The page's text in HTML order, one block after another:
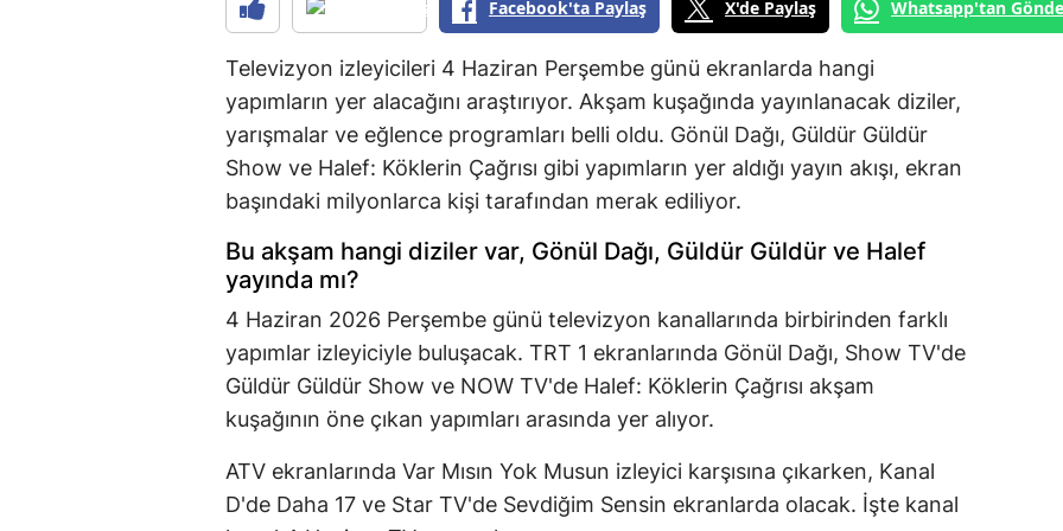
Facebook'ta Paylaş X'de Paylaş Whatsapp'tan
Televizyon izleyicileri 4 Haziran Perşembe günü ekranlarda hangi
yapımların yer alacağını araştırıyor. Akşam kuşağında yayınlanacak diziler,
yarışmalar ve eğlence programları belli oldu. Gönül Dağı, Güldür Güldür
Show ve Halef: Köklerin Çağrısı gibi yapımların yer aldığı yayın akışı, ekran
başındaki milyonlarca kişi tarafından merak ediliyor.
Bu akşam hangi diziler var, Gönül Dağı, Güldür Güldür ve Halef
yayında mı?
4 Haziran 2026 Perşembe günü televizyon kanallarında birbirinden farklı
yapımlar izleyiciyle buluşacak. TRT 1 ekranlarında Gönül Dağı, Show TV'de
Güldür Güldür Show ve NOW TV'de Halef: Köklerin Çağrısı akşam
kuşağının öne çıkan yapımları arasında yer alıyor.
ATV ekranlarında Var Mısın Yok Musun izleyici karşısına çıkarken, Kanal
D'de Daha 17 ve Star TV'de Sevdiğim Sensin ekranlarda olacak. İşte kanal